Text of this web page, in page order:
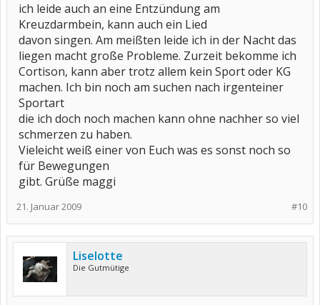
ich leide auch an eine Entzündung am
Kreuzdarmbein, kann auch ein Lied
davon singen. Am meißten leide ich in der Nacht das
liegen macht große Probleme. Zurzeit bekomme ich
Cortison, kann aber trotz allem kein Sport oder KG
machen. Ich bin noch am suchen nach irgenteiner
Sportart
die ich doch noch machen kann ohne nachher so viel
schmerzen zu haben.
Vieleicht weiß einer von Euch was es sonst noch so
für Bewegungen
gibt. Grüße maggi
#10
21. Januar 2009
Liselotte
Die Gutmütige